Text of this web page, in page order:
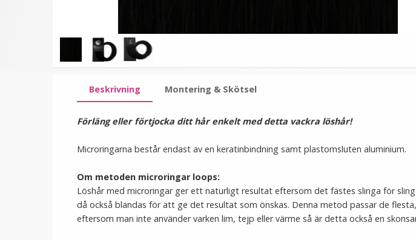
Beskrivning Montering & Skötsel
Förläng eller förtjocka ditt hår enkelt med detta vackra löshår!
Microringarna består endast av en keratinbindning samt plastomsluten aluminium.
Om metoden microringar loops:
Löshår med microringar ger ett naturligt resultat eftersom det fästes slinga för
då också blandas för att ge det resultat som önskas. Denna metod passar de
eftersom man inte använder varken lim, tejp eller värme så är detta också en